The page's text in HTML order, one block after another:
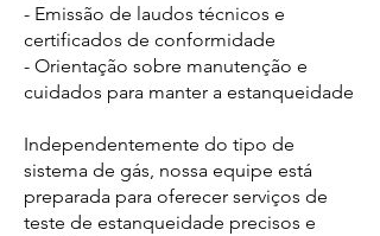
- Emissão de laudos técnicos e
certificados de conformidade
- Orientação sobre manutenção e
cuidados para manter a estanqueidade
Independentemente do tipo de
sistema de gás, nossa equipe está
preparada para oferecer serviços de
teste de estanqueidade precisos e